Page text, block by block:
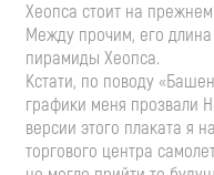
Хеопса стоит на
Между прочим, его
пирамиды Хеопса.
Кстати, по поводу
графики меня прозвали
версии этого плаката я
торгового центра